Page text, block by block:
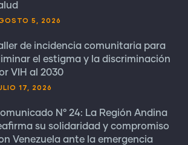
5, 2026
de incidencia comunitaria para
el estigma y la discriminación
VIH al 2030
17, 2026
N° 24: La Región Andina
su solidaridad y compromiso
Venezuela ante la emergencia